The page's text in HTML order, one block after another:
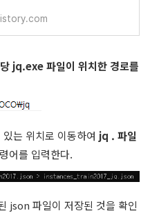
jq.exe 파일이 위치한 경로를
는 위치로 이동하여 jq . 파일
어를 입력한다.
json 파일이 저장된 것을 확인